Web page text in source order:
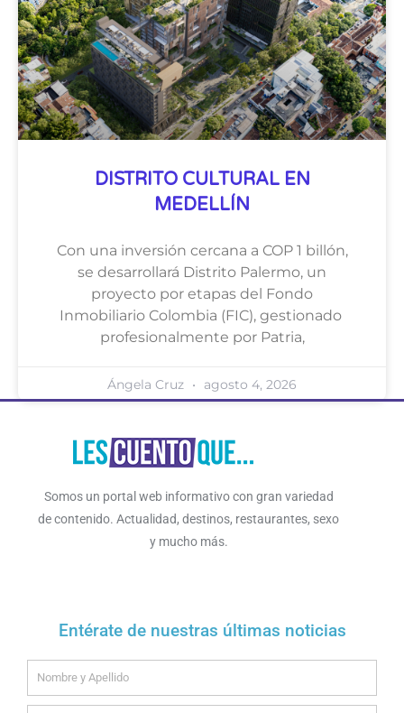
DISTRITO CULTURAL EN
MEDELLÍN
Con una inversión cercana a COP 1 billón,
se desarrollará Distrito Palermo, un
proyecto por etapas del Fondo
Inmobiliario Colombia (FIC), gestionado
profesionalmente por Patria,
Ángela Cruz agosto 4, 2026
Somos un portal web informativo con gran variedad
de contenido. Actualidad, destinos, restaurantes, sexo
y mucho más.
Entérate de nuestras últimas noticias